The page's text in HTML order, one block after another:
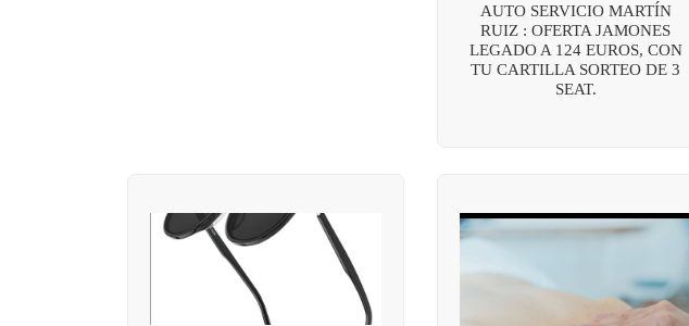
AUTO SERVICIO MARTÍN
RUIZ : OFERTA JAMONES
LEGADO A 124 EUROS, CON
TU CARTILLA SORTEO DE 3
SEAT.